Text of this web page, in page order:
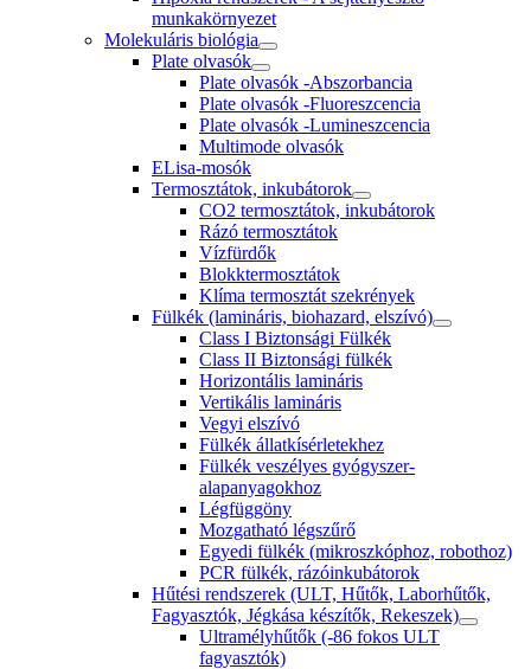
munkakörnyezet
Molekuláris biológia
Plate olvasók
Plate olvasók -Abszorbancia
Plate olvasók -Fluoreszcencia
Plate olvasók -Lumineszcencia
Multimode olvasók
ELisa-mosók
Termosztátok, inkubátorok
CO2 termosztátok, inkubátorok
Rázó termosztátok
Vízfürdők
Blokktermosztátok
Klíma termosztát szekrények
Fülkék (lamináris, biohazard, elszívó)
Class I Biztonsági Fülkék
Class II Biztonsági fülkék
Horizontális lamináris
Vertikális lamináris
Vegyi elszívó
Fülkék állatkísérletekhez
Fülkék veszélyes gyógyszer-
alapanyagokhoz
Légfüggöny
Mozgatható légszűrő
Egyedi fülkék (mikroszkóphoz, robothoz)
PCR fülkék, rázóinkubátorok
Hűtési rendszerek (ULT, Hűtők, Laborhűtők,
Fagyasztók, Jégkása készítők, Rekeszek)
Ultramélyhűtők (-86 fokos ULT
fagyasztók)